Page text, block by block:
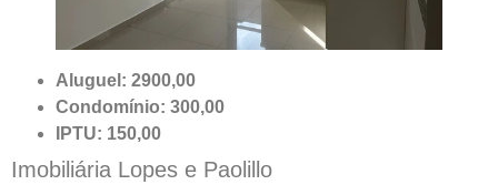
Aluguel: 2900,00
Condomínio: 300,00
IPTU: 150,00
Imobiliária Lopes e Paolillo